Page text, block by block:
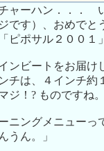
ャーハン．．．
です）、おめでと
ピポサル２００１
ンビートをお届
チは、４インチ約
ジ！? ものですね。
ニングメニューっ
うん。」